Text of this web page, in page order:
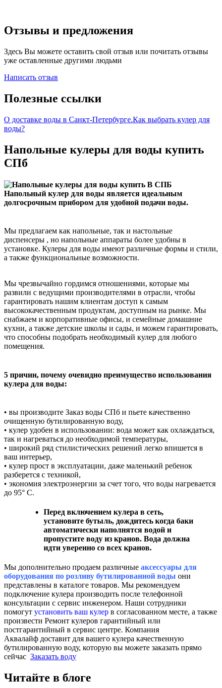
Отзывы и предложения
Здесь Вы можете оставить свой отзыв или почитать отзывы
уже оставленные другими людьми
Написать отзыв
Полезные ссылки
О доставке воды в Санкт-Петербурге.Как выбрать кулер для
воды?
Напольные кулеры для воды купить
СПб
Напольный кулер для воды является идеальным
долгосрочным прибором для удобной подачи воды.
Мы предлагаем как напольные, так и настольные
диспенсеры , но напольные аппараты более удобны в
установке. Кулеры для воды имеют различные формы и стили,
а также функциональные возможности.
Мы чрезвычайно гордимся отношениями, которые мы
развили с ведущими производителями в отрасли, чтобы
гарантировать нашим клиентам доступ к самым
высококачественным продуктам, доступным на рынке. Мы
снабжаем и корпоративные офисы, и семейные домашние
кухни, а также детские школы и сады, и можем гарантировать,
что способны подобрать необходимый кулер для любого
помещения.
5 причин, почему очевидно преимущество использования
кулера для воды:
• вы производите Заказ воды СПб и пьете качественно
очищенную бутилированную воду,
• кулер удобен в использовании: вода может как охлаждаться,
так и нагреваться до необходимой температуры,
• широкий ряд стилистических решений легко впишется в
ваш интерьер,
• кулер прост в эксплуатации, даже маленький ребенок
разберется с техникой,
• экономия электроэнергии за счет того, что воды нагревается
до 95° C.
Перед включением кулера в сеть,
установите бутыль, дождитесь когда баки
автоматически наполнятся водой и
пропустите воду из кранов. Вода должна
идти уверенно со всех кранов.
Мы дополнительно продаем различные аксессуары для
оборудования по розливу бутилированной воды они
представлены в каталоге товаров. Мы рекомендуем
подключение кулера производить после телефонной
консультации с сервис инженером. Наши сотрудники
помогут установить ваш кулер в согласованном месте, а также
произвести Ремонт кулеров гарантийный или
постгарантийный в сервис центре. Компания
Аквалайф доставит для вашего кулера качественную
бутилированную воду, которую вы можете заказать прямо
сейчас Заказать воду
Читайте в блоге